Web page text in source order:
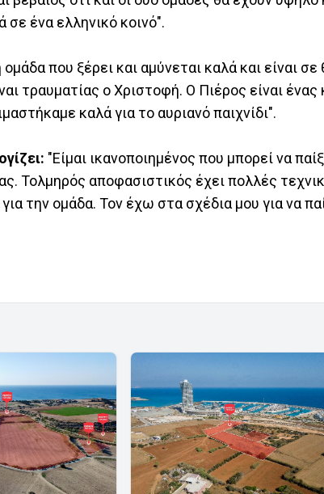
σε ένα ελληνικό κοινό".
ομάδα που ξέρει και αμύνεται καλά και είναι
τραυματίας ο Χριστοφή. Ο Πιέρος είναι ένας
καλά για το αυριανό παιχνίδι".
"Είμαι ικανοποιημένος που μπορεί να
Τολμηρός αποφασιστικός έχει πολλές
την ομάδα. Τον έχω στα σχέδια μου για να